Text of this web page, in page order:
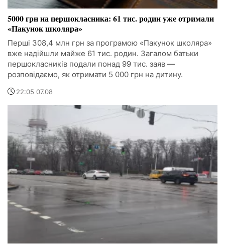
5000 грн на першокласника: 61 тис. родин уже отримали
«Пакунок школяра»
Перші 308,4 млн грн за програмою «Пакунок школяра»
вже надійшли майже 61 тис. родин. Загалом батьки
першокласників подали понад 99 тис. заяв —
розповідаємо, як отримати 5 000 грн на дитину.
22:05 07.08